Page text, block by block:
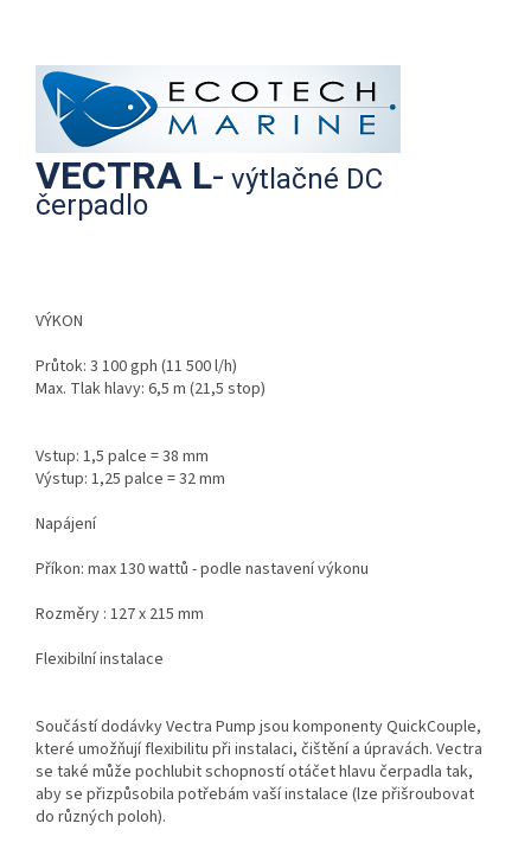
VECTRA L- výtlačné DC
čerpadlo
VÝKON
Průtok: 3 100 gph (11 500 l/h)
Max. Tlak hlavy: 6,5 m (21,5 stop)
Vstup: 1,5 palce = 38 mm
Výstup: 1,25 palce = 32 mm
Napájení
Příkon: max 130 wattů - podle nastavení výkonu
Rozměry : 127 x 215 mm
Flexibilní instalace
Součástí dodávky Vectra Pump jsou komponenty QuickCouple,
které umožňují flexibilitu při instalaci, čištění a úpravách. Vectra
se také může pochlubit schopností otáčet hlavu čerpadla tak,
aby se přizpůsobila potřebám vaší instalace (lze přišroubovat
do různých poloh).